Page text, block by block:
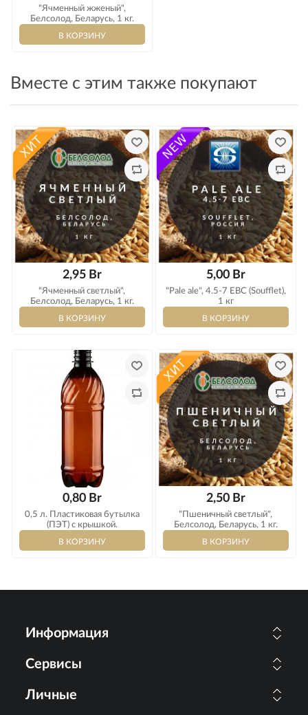
"Ячменный жженый",
Белсолод, Беларусь, 1 кг.
Вместе с этим также покупают
2,95 Br
"Ячменный светлый",
Белсолод, Беларусь, 1 кг.
5,00 Br
"Pale ale", 4.5-7 EBC (Soufflet),
1 кг
0,80 Br
0,5 л. Пластиковая бутылка
(ПЭТ) с крышкой.
2,50 Br
"Пшеничный светлый",
Белсолод, Беларусь, 1 кг.
Информация
Сервисы
Личные